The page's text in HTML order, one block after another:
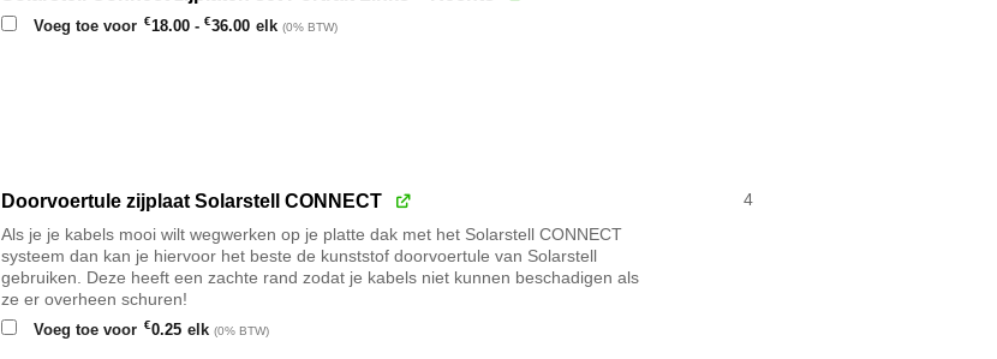
Voeg toe voor €18.00 - €36.00Prijsklasse:
€18.00
elk (0% BTW)
Doorvoertule zijplaat Solarstell CONNECT
Als je je kabels mooi wilt wegwerken op je platte dak met het Solarstell CONNECT
systeem dan kan je hiervoor het beste de kunststof doorvoertule van Solarstell
gebruiken. Deze heeft een zachte rand zodat je kabels niet kunnen beschadigen als
ze er overheen schuren!
Voeg toe voor €0.25 elk (0% BTW)
4